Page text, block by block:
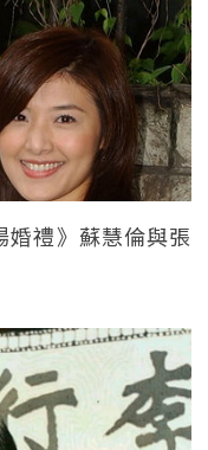
婚禮》蘇慧倫與張